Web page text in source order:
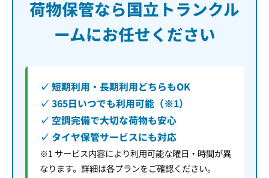
荷物保管なら国立トランクル
ームにお任せください
✓ 短期利用・長期利用どちらもOK
✓ 365日いつでも利用可能（※1）
✓ 空調完備で大切な荷物も安心
✓ タイヤ保管サービスにも対応
※1 サービス内容により利用可能な曜日・時間が異
なります。詳細は各プランをご確認ください。